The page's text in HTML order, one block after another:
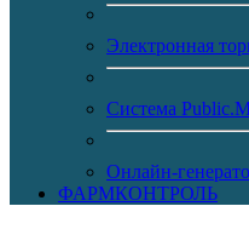
Электронная
Система
Онлайн-
ФАРМКОНТРОЛЬ